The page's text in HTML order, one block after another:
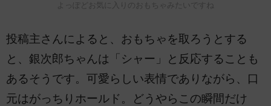
よっぽどお気に入りのおもちゃみたいですね
投稿主さんによると、おもちゃを取ろうとする
と、銀次郎ちゃんは「シャー」と反応することも
あるそうです。可愛らしい表情でありながら、口
元はがっちりホールド。どうやらこの瞬間だけ